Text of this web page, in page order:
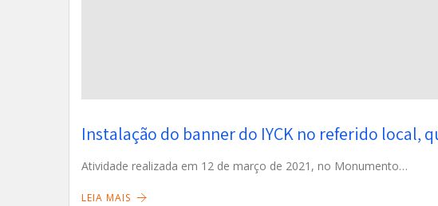
Instalação do banner do IYCK no referido local,
Atividade realizada em 12 de março de 2021, no Monumento…
LEIA MAIS